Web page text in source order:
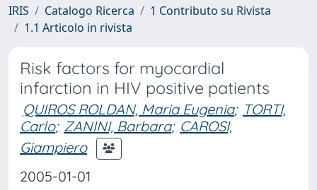
IRIS Catalogo Ricerca
1 Contributo su Rivista
1.1 Articolo in rivista
Risk factors for myocardial
infarction in HIV positive patients
QUIROS ROLDAN, Maria Eugenia; TORTI,
Carlo; ZANINI, Barbara; CAROSI,
Giampiero
2005-01-01